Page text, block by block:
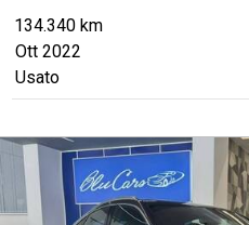
134.340 km
Ott 2022
Usato